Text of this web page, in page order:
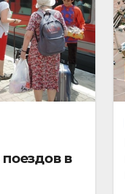
в